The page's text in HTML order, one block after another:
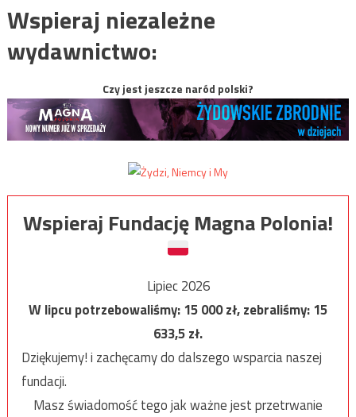
Wspieraj niezależne
wydawnictwo:
Czy jest jeszcze naród polski?
Wspieraj Fundację Magna Polonia!
Lipiec 2026
W lipcu potrzebowaliśmy:15 000zł, zebraliśmy:15
633,5zł.
Dziękujemy! i zachęcamy do dalszego wsparcia naszej
fundacji.
Masz świadomość tego jak ważne jest przetrwanie